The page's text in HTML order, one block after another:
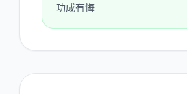
功成有悔